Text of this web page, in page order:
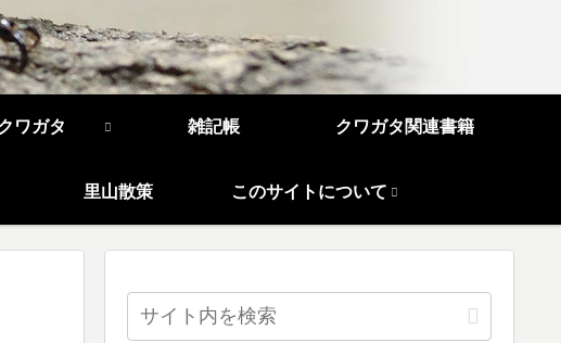
ワガタ 雑記帳 クワガタ関連書籍
里山散策 このサイトについて